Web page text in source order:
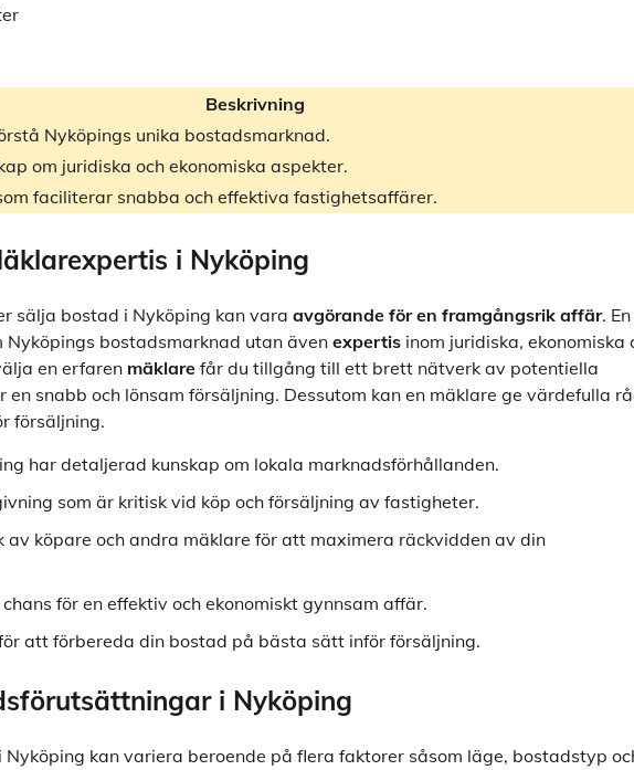
Beskrivning
Nyköpings unika bostadsmarknad.
om juridiska och ekonomiska aspekter.
faciliterar snabba och effektiva fastighetsaffärer.
i Nyköping
sälja bostad i Nyköping kan vara avgörande för en framgångsrik affär. En
Nyköpings bostadsmarknad utan även expertis inom juridiska, ekonomiska
en erfaren mäklare får du tillgång till ett brett nätverk av potentiella
en snabb och lönsam försäljning. Dessutom kan en mäklare ge värdefulla
försäljning.
har detaljerad kunskap om lokala marknadsförhållanden.
som är kritisk vid köp och försäljning av fastigheter.
köpare och andra mäklare för att maximera räckvidden av din
chans för en effektiv och ekonomiskt gynnsam affär.
att förbereda din bostad på bästa sätt inför försäljning.
i Nyköping
kan variera beroende på flera faktorer såsom läge, bostadstyp